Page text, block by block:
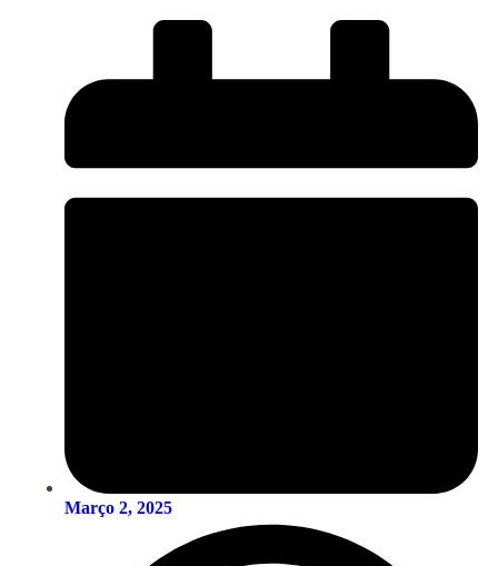
Março 2, 2025